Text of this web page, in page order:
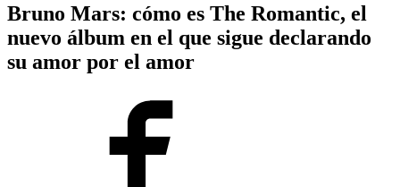
Bruno Mars: cómo es The Romantic, el
nuevo álbum en el que sigue declarando
su amor por el amor